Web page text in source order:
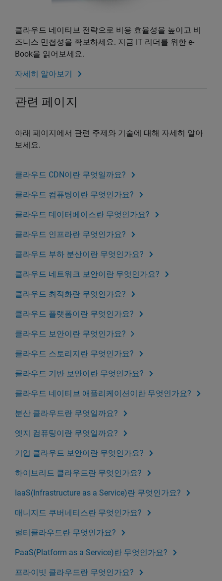
클라우드 네이티브 전략으로 비용 효율성을 높이고 비
즈니스 민첩성을 확보하세요. 지금 IT 리더를 위한 e-
Book을 읽어보세요.
자세히 알아보기
관련 페이지
아래 페이지에서 관련 주제와 기술에 대해 자세히 알아
보세요.
클라우드 CDN이란 무엇일까요?
클라우드 컴퓨팅이란 무엇인가요?
클라우드 데이터베이스란 무엇인가요?
클라우드 인프라란 무엇인가요?
클라우드 부하 분산이란 무엇인가요?
클라우드 네트워크 보안이란 무엇인가요?
클라우드 최적화란 무엇인가요?
클라우드 플랫폼이란 무엇인가요?
클라우드 보안이란 무엇인가요?
클라우드 스토리지란 무엇인가요?
클라우드 기반 보안이란 무엇인가요?
클라우드 네이티브 애플리케이션이란 무엇인가요?
분산 클라우드란 무엇일까요?
엣지 컴퓨팅이란 무엇일까요?
기업 클라우드 보안이란 무엇인가요?
하이브리드 클라우드란 무엇인가요?
IaaS(Infrastructure as a Service)란 무엇인가요?
매니지드 쿠버네티스란 무엇인가요?
멀티클라우드란 무엇인가요?
PaaS(Platform as a Service)란 무엇인가요?
프라이빗 클라우드란 무엇인가요?